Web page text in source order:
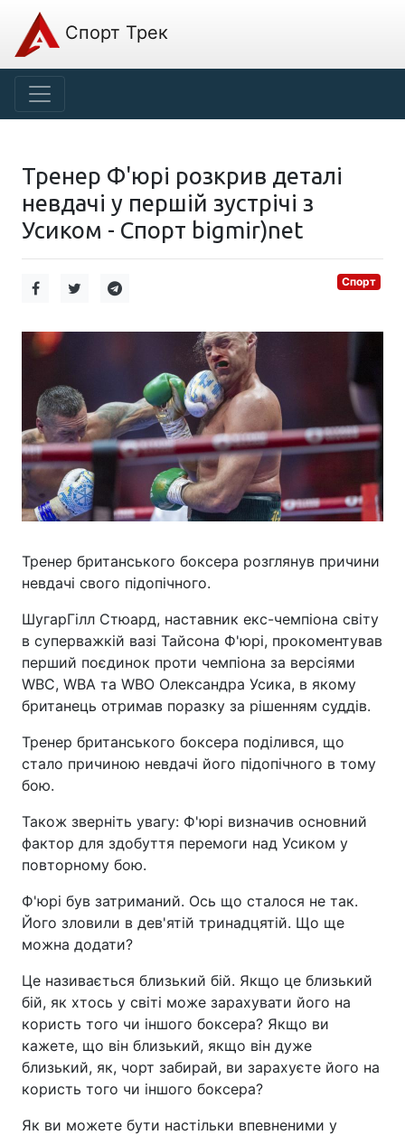
Спорт Трек
Тренер Ф'юрі розкрив деталі
невдачі у першій зустрічі з
Усиком - Спорт bigmir)net
Спорт
Тренер британського боксера розглянув причини
невдачі свого підопічного.
ШугарГілл Стюард, наставник екс-чемпіона світу
в суперважкій вазі Тайсона Ф'юрі, прокоментував
перший поєдинок проти чемпіона за версіями
WBC, WBA та WBO Олександра Усика, в якому
британець отримав поразку за рішенням суддів.
Тренер британського боксера поділився, що
стало причиною невдачі його підопічного в тому
бою.
Також зверніть увагу: Ф'юрі визначив основний
фактор для здобуття перемоги над Усиком у
повторному бою.
Ф'юрі був затриманий. Ось що сталося не так.
Його зловили в дев'ятій тринадцятій. Що ще
можна додати?
Це називається близький бій. Якщо це близький
бій, як хтось у світі може зарахувати його на
користь того чи іншого боксера? Якщо ви
кажете, що він близький, якщо він дуже
близький, як, чорт забирай, ви зарахуєте його на
користь того чи іншого боксера?
Як ви можете бути настільки впевненими у